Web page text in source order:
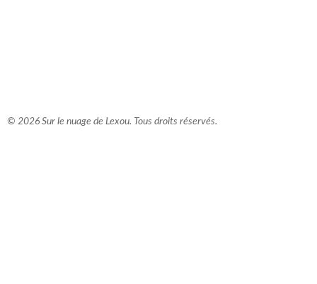
© 2026 Sur le nuage de Lexou. Tous droits réservés.